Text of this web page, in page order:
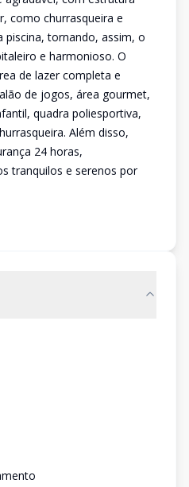
como churrasqueira e
piscina, tornando, assim, o
e harmonioso. O
de lazer completa e
de jogos, área gourmet,
quadra poliesportiva,
Além disso,
24 horas,
tranquilos e serenos por